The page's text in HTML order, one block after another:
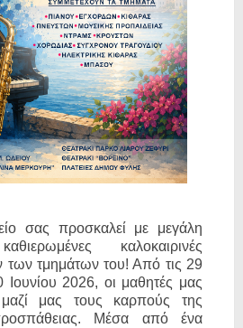
σας προσκαλεί με μεγάλη
καλοκαιρινές
των τμημάτων του! Από τις 29
Ιουνίου 2026, οι μαθητές μας
μας τους καρπούς της
Μέσα από ένα